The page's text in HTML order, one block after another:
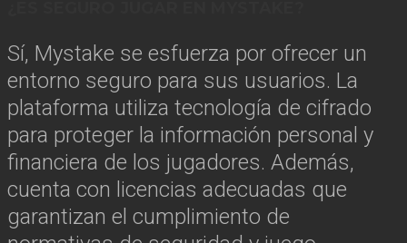
Sí, Mystake se esfuerza por ofrecer un
entorno seguro para sus usuarios. La
plataforma utiliza tecnología de cifrado
para proteger la información personal y
financiera de los jugadores. Además,
cuenta con licencias adecuadas que
garantizan el cumplimiento de